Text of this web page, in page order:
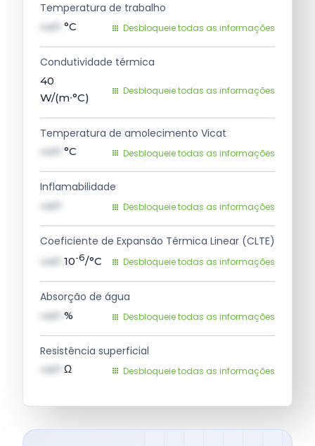
Temperatura de trabalho
val1 °C Desbloqueie todas as informações
Condutividade térmica
40
W/(m∙°C)
Desbloqueie todas as informações
Temperatura de amolecimento Vicat
val1 °C Desbloqueie todas as informações
Inflamabilidade
val1 Desbloqueie todas as informações
Coeficiente de Expansão Térmica Linear (CLTE)
val1 10-6/°C Desbloqueie todas as informações
Absorção de água
val1 % Desbloqueie todas as informações
Resistência superficial
val1 Ω Desbloqueie todas as informações